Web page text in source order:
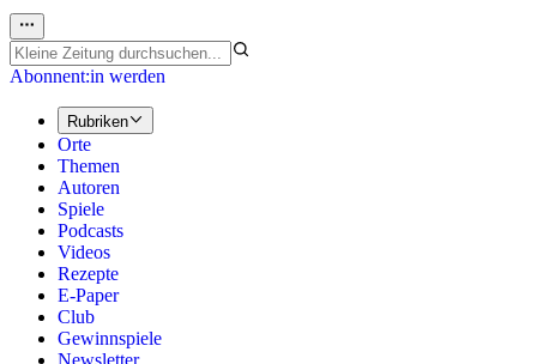
Abonnent:in werden
Rubriken
Orte
Themen
Autoren
Spiele
Podcasts
Videos
Rezepte
E-Paper
Club
Gewinnspiele
Newsletter